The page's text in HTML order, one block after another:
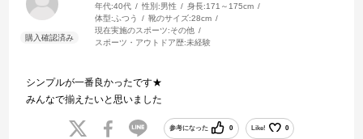
年代:40代 性別:男性 身長:171～175cm
体型: ふつう 靴のサイズ:28cm
現在実施のスポーツ:その他
スポーツ・アウトドア歴:未経験
シンプルが一番良かったです★
みんなで揃えたいと思いました
参考になった 0 Like! 0